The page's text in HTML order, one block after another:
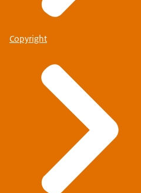
Copyright